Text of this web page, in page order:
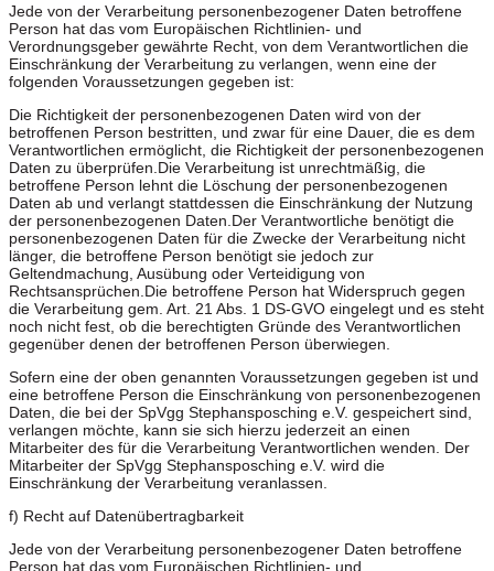
Jede von der Verarbeitung personenbezogener Daten betroffene
Person hat das vom Europäischen Richtlinien- und
Verordnungsgeber gewährte Recht, von dem Verantwortlichen die
Einschränkung der Verarbeitung zu verlangen, wenn eine der
folgenden Voraussetzungen gegeben ist:
Die Richtigkeit der personenbezogenen Daten wird von der
betroffenen Person bestritten, und zwar für eine Dauer, die es dem
Verantwortlichen ermöglicht, die Richtigkeit der personenbezogenen
Daten zu überprüfen.Die Verarbeitung ist unrechtmäßig, die
betroffene Person lehnt die Löschung der personenbezogenen
Daten ab und verlangt stattdessen die Einschränkung der Nutzung
der personenbezogenen Daten.Der Verantwortliche benötigt die
personenbezogenen Daten für die Zwecke der Verarbeitung nicht
länger, die betroffene Person benötigt sie jedoch zur
Geltendmachung, Ausübung oder Verteidigung von
Rechtsansprüchen.Die betroffene Person hat Widerspruch gegen
die Verarbeitung gem. Art. 21 Abs. 1 DS-GVO eingelegt und es steht
noch nicht fest, ob die berechtigten Gründe des Verantwortlichen
gegenüber denen der betroffenen Person überwiegen.
Sofern eine der oben genannten Voraussetzungen gegeben ist und
eine betroffene Person die Einschränkung von personenbezogenen
Daten, die bei der SpVgg Stephansposching e.V. gespeichert sind,
verlangen möchte, kann sie sich hierzu jederzeit an einen
Mitarbeiter des für die Verarbeitung Verantwortlichen wenden. Der
Mitarbeiter der SpVgg Stephansposching e.V. wird die
Einschränkung der Verarbeitung veranlassen.
f) Recht auf Datenübertragbarkeit
Jede von der Verarbeitung personenbezogener Daten betroffene
Person hat das vom Europäischen Richtlinien- und